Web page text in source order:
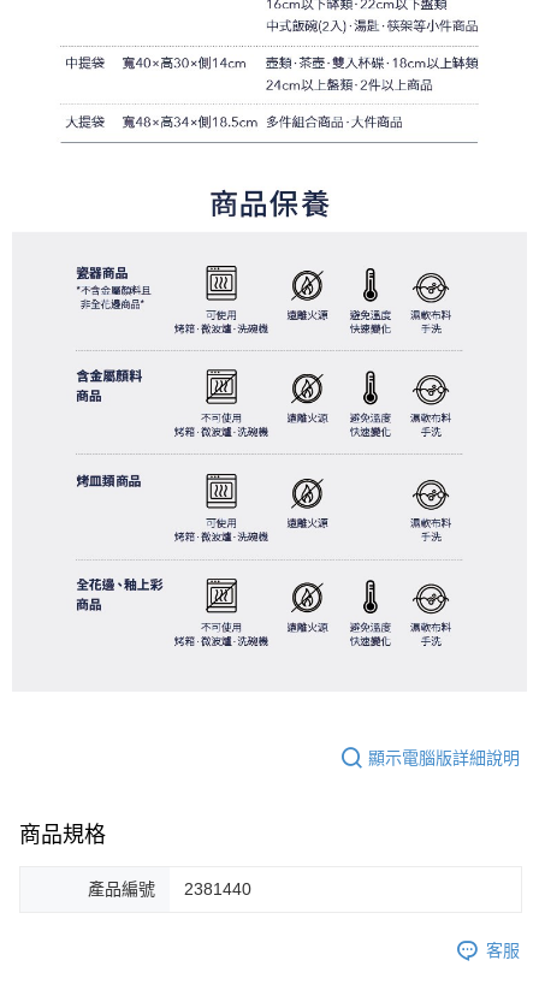
顯示電腦版詳細說明
商品規格
產品編號 2381440
客服